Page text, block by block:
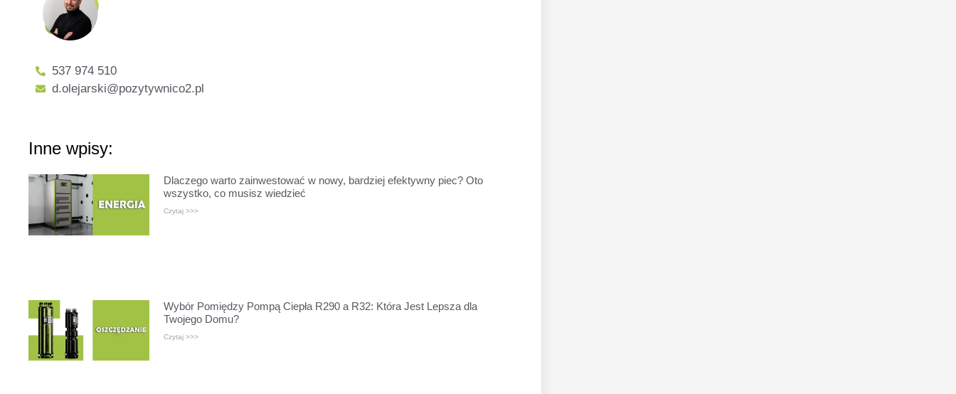
537 974 510
d.olejarski@pozytywnico2.pl
Inne wpisy:
Dlaczego warto zainwestować w nowy, bardziej efektywny piec? Oto
wszystko, co musisz wiedzieć
Czytaj >>>
Wybór Pomiędzy Pompą Ciepła R290 a R32: Która Jest Lepsza dla
Twojego Domu?
Czytaj >>>